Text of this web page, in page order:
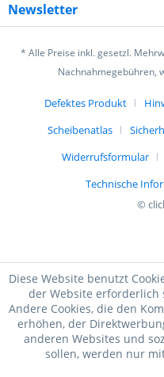
Newsletter
* Alle Preise inkl. gesetzl.
Nachnahmegebühren,
Defektes Produkt
Scheibenatlas
Widerrufsformular
Technische
©
Diese Website benutzt
der Website erforderlich
Andere Cookies, die den
erhöhen, der
anderen Websites und
sollen, werden nur